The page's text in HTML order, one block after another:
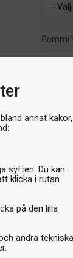
annat kakor,
syften. Du kan
klicka i rutan
på den lilla
andra tekniska
Gummi